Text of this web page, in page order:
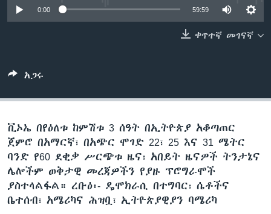
0:00 59:59
ቀጥተኛ መገናኛ
አጋሩ
ቪኦኤ በየዕለቱ ከምሽቱ 3 ሰዓት በኢትዮጵያ አቆጣጠር
ጀምሮ በአማርኛ፣ በአጭር ሞገድ 22፣ 25 እና 31 ሜትር
ባንድ የ60 ደቂቃ ሥርጭቱ ዜና፣ አበይት ዜናዎች ትንታኔና
ሌሎችም ወቅታዊ መረጃዎችን የያዙ ፕሮግራሞች
ያስተላልፋል። ረቡዕ፡- ዴሞክራሲ በተግባር፣ ሴቶችና
ቤተሰብ፣ አሜሪካና ሕዝቧ፣ ኢትዮጵያዊያን ባሜሪካ